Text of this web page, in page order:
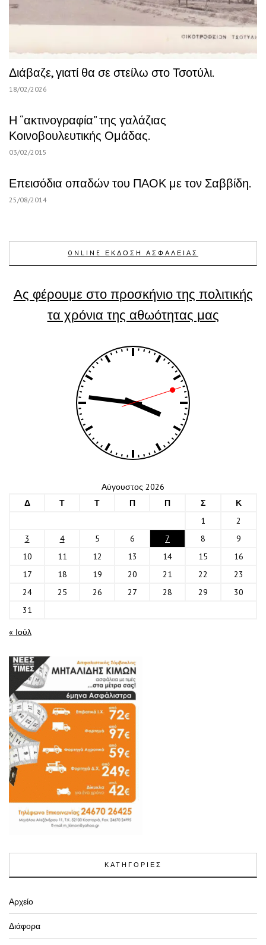
Διάβαζε, γιατί θα σε στείλω στο Τσοτύλι.
18/02/2026
Η “ακτινογραφία” της γαλάζιας
Κοινοβουλευτικής Ομάδας.
03/02/2015
Επεισόδια οπαδών του ΠΑΟΚ με τον Σαββίδη.
25/08/2014
ONLINE ΕΚΔΟΣΗ ΑΣΦΑΛΕΙΑΣ
Ας φέρουμε στο προσκήνιο της πολιτικής
τα χρόνια της αθωότητας μας
Αύγουστος 2026
Δ
Τ Τ Π Π Σ
Κ
1
2
3
4 5 6 7 8
9
10
11 12 13 14 15
16
17
18 19 20 21 22
23
24
25 26 27 28 29
30
31
« Ιούλ
ΚΑΤΗΓΟΡΙΕΣ
Αρχείο
Διάφορα